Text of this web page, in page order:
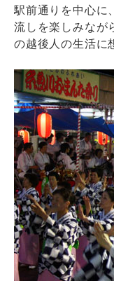
駅前通りを中心に
流しを楽しみなが
の越後人の生活に